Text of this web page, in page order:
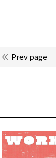
Prev page